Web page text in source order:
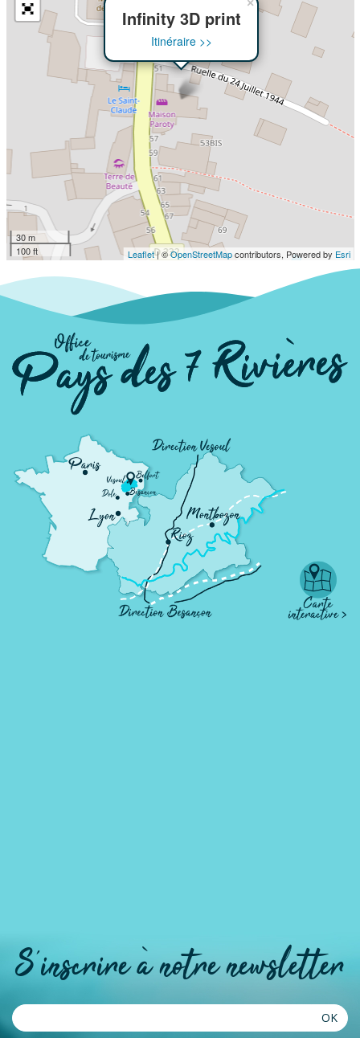
Infinity 3D print
Itinéraire >>
×
30 m
100 ft
Leaflet| ©OpenStreetMapcontributors, Powered by Esri
S'inscrire à notre newsletter
OK